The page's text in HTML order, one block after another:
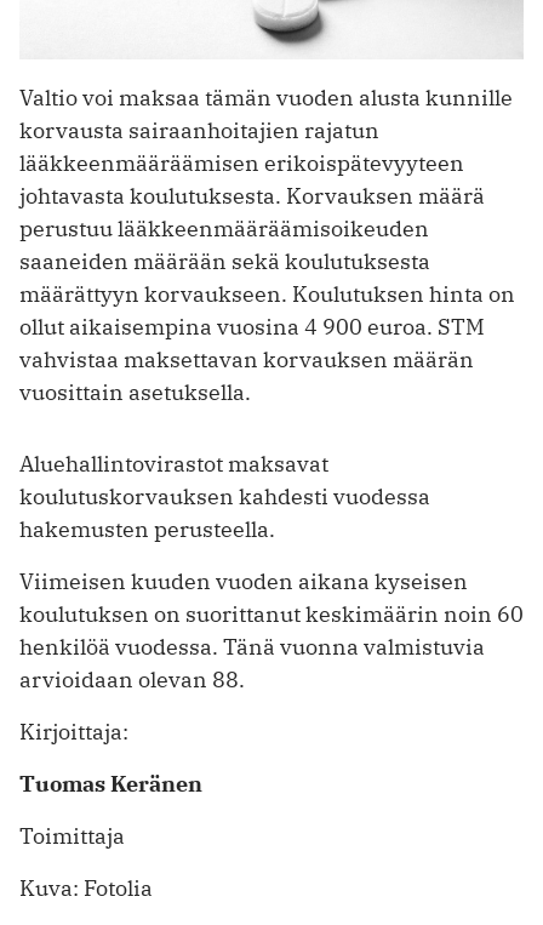
Valtio voi maksaa tämän vuoden alusta kunnille
korvausta sairaanhoitajien rajatun
lääkkeenmääräämisen erikoispätevyyteen
johtavasta koulutuksesta. Korvauksen määrä
perustuu lääkkeenmääräämisoikeuden
saaneiden määrään sekä koulutuksesta
määrättyyn korvaukseen. Koulutuksen hinta on
ollut aikaisempina vuosina 4 900 euroa. STM
vahvistaa maksettavan korvauksen määrän
vuosittain asetuksella.
Aluehallintovirastot maksavat
koulutuskorvauksen kahdesti vuodessa
hakemusten perusteella.
Viimeisen kuuden vuoden aikana kyseisen
koulutuksen on suorittanut keskimäärin noin 60
henkilöä vuodessa. Tänä vuonna valmistuvia
arvioidaan olevan 88.
Kirjoittaja:
Tuomas Keränen
Toimittaja
Kuva: Fotolia